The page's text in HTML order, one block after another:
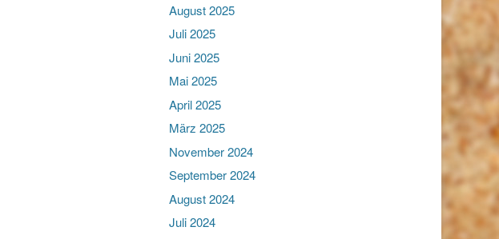
August 2025
Juli 2025
Juni 2025
Mai 2025
April 2025
März 2025
November 2024
September 2024
August 2024
Juli 2024